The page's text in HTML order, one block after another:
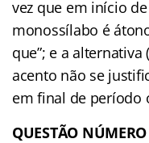
vez que em início
monossílabo é
que”; e a
acento não se
em final de período
QUESTÃO